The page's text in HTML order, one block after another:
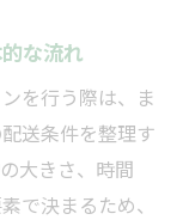
な流れ
を行う際は、ま
送条件を整理す
大きさ、時間
で決まるため、